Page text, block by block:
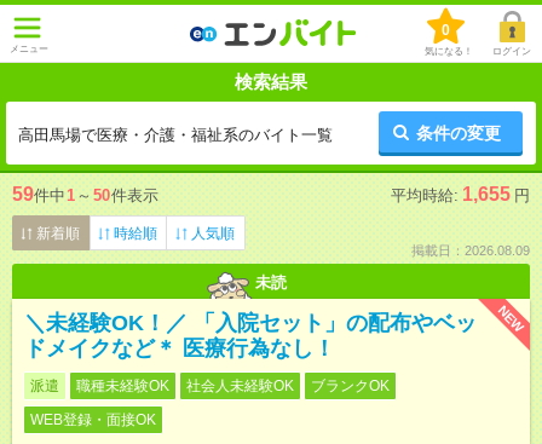
メニュー
0
気になる！ ログイン
検索結果
高田馬場で医療・介護・福祉系のバイト一覧 条件の変更
59件中1 ～ 50件表示 平均時給: 1,655 円
新着順 時給順 人気順
掲載日：2026.08.09
未読
NEW
＼未経験OK！／ 「入院セット」の配布やベッ
ドメイクなど＊ 医療行為なし！
派遣 職種未経験OK 社会人未経験OK
ブランクOK
WEB登録・面接OK